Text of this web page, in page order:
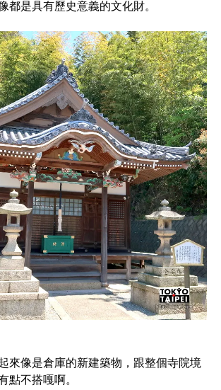
都是具有歷史意義的文化財。
來像是倉庫的新建築物，跟整個寺院境
點不搭嘎啊。